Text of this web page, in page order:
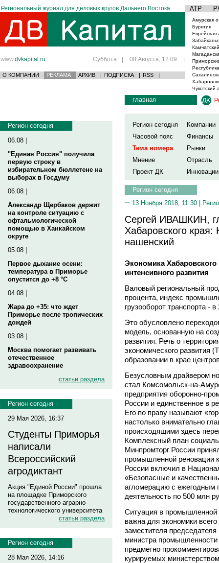
Региональный журнал для деловых кругов Дальнего Востока АТР
www.dvkapital.ru Суббота | 08 Августа, 12:09 |
О КОМПАНИИ РЕКЛАМА АРХИВ | ПОДПИСКА | RSS |
Амурская
Бурятия
Еврейская
Чукотский
Регион сегодня
06.08 |
"Единая Россия" получила
первую строку в
избирательном бюллетене на
выборах в Госдуму
06.08 |
Александр Щербаков держит
на контроле ситуацию с
офтальмологической
помощью в Ханкайском
округе
05.08 |
Первое дыхание осени:
температура в Приморье
опустится до +8 °C
04.08 |
Жара до +35: что ждет
Приморье после тропических
дождей
03.08 |
Москва помогает развивать
отечественное
здравоохранение
статьи раздела
Регион сегодня
29 Мая 2026, 16:37
Студенты Приморья
написали
Всероссийский
агродиктант
Акция "Единой России" прошла
на площадке Приморского
государственного аграрно-
технологического университета
статьи раздела
Регион сегодня
28 Мая 2026, 14:16
главная
Регион сегодня
Компании
Часовой пояс
Финансы
Тема номера
Рынки
Мнение
Отрасль
Проект ДК
Инновации
Регион сегодня
13 Ноября 2018, 11:30 |
Сергей ИВАШКИН,
Хабаровского
нашенский
Экономика
интенсивного развития
Валовый региональный
процента, индекс
грузооборот транспорта - в
Это обусловлено
модель, основанную на
развития. Речь о
экономического развития
образовании в крае
Безусловным драйвером
стал Комсомольск-на-
предприятия оборонно-
России и единственное в
Его по праву называют
настолько внимательно
происходящими здесь
Комплексный план
Минпромторг России
промышленной реновации
России включил в
«Безопасные и
агломерацию с ежегодным
деятельность по 500 млн
Ситуация в промышленной
важна для экономики
заместителя
министра
предметно
курируемых